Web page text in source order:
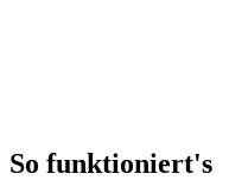
So funktioniert's